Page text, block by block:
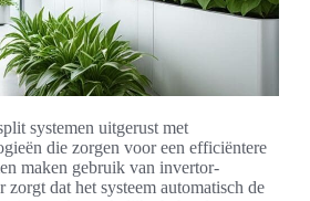
systemen uitgerust met
die zorgen voor een efficiëntere
maken gebruik van invertor-
dat het systeem automatisch de